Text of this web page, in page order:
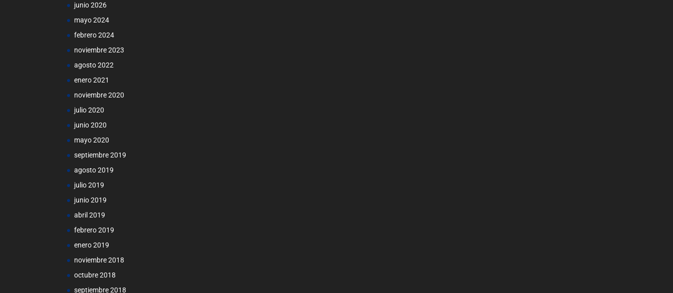
junio 2026
mayo 2024
febrero 2024
noviembre 2023
agosto 2022
enero 2021
noviembre 2020
julio 2020
junio 2020
mayo 2020
septiembre 2019
agosto 2019
julio 2019
junio 2019
abril 2019
febrero 2019
enero 2019
noviembre 2018
octubre 2018
septiembre 2018